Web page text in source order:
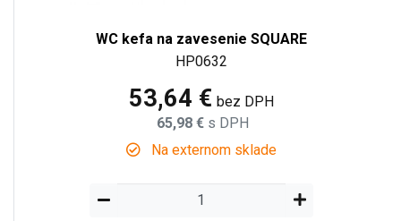
WC kefa na zavesenie SQUARE
HP0632
53,64 € bez DPH
65,98 € s DPH
Na externom sklade